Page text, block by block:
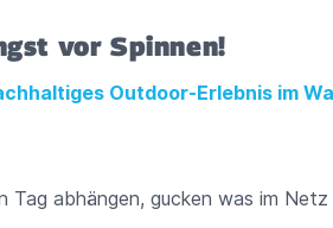
vor Spinnen!
Outdoor-Erlebnis im
Tag abhängen, gucken was im